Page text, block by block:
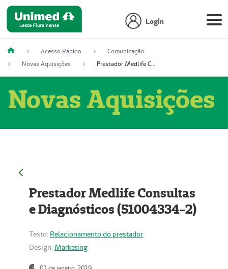
Login
Acesso Rápido
Comunicação
Novas Aquisições
Prestador Medlife Consultas e Diagnósticos (51004334-2)
Novas Aquisições
Prestador Medlife Consultas
e Diagnósticos (51004334-2)
Texto: Relacionamento do prestador
Design: Marketing